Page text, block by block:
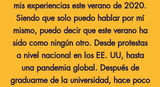
mis experiencias este verano de 2020.
Siendo que solo puedo hablar por mí
mismo, puedo decir que este verano ha
sido como ningún otro. Desde protestas
a nivel nacional en los EE. UU, hasta
una pandemia global. Después de
graduarme de la universidad, hace poco